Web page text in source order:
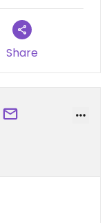
Share